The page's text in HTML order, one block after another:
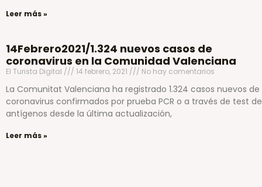
Leer más »
14Febrero2021/1.324 nuevos casos de
coronavirus en la Comunidad Valenciana
El Turista Digital 14 febrero, 2021 No hay comentarios
La Comunitat Valenciana ha registrado 1.324 casos nuevos de
coronavirus confirmados por prueba PCR o a través de test de
antígenos desde la última actualización,
Leer más »